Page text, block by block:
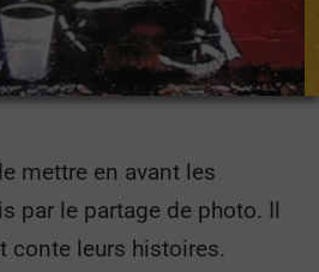
mettre en avant les
par le partage de photo. Il
conte leurs histoires.